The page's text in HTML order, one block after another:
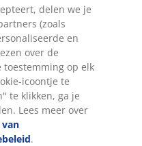
delen we je
(zoals
en
over de
toestemming op elk
icoontje te
te klikken, ga je
Lees meer over
.